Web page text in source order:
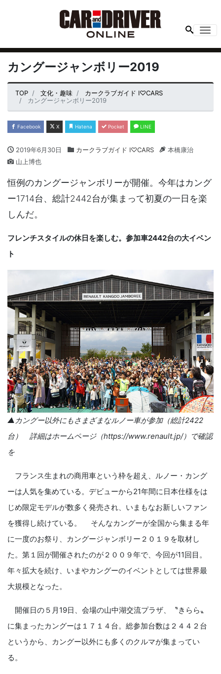
カングージャンボリー2019
TOP 文化・趣味
カークラブガイド I♡CARS
カングージャンボリー2019
Facebook X Hatena Pocket LINE
2019年6月30日 カークラブガイド I♡CARS
本橋康治
山上博也
恒例のカングージャンボリーが開催。今年はカング
ー1714台、総計2442台が集まって初夏の一日を楽
しんだ。
フレンチスタイルの休日を楽しむ。参加車2442台の大イベン
ト
▲カングー以外にもさまざまなルノー車が参加（総計2422
台） 詳細はホームページ（https://www.renault.jp/）で確認
を
フランス生まれの商用車という枠を超え、ルノー・カング
ーは人気を集めている。デビューから21年間に日本仕様をは
じめ限定モデルが数多く発売され、いまもなお新しいファン
を獲得し続けている。 そんなカングーが全国から集まる年
に一度のお祭り、カングージャンボリー２０１９を取材し
た。第１回が開催されたのが２００９年で、今回が11回目。
年々拡大を続け、いまやカングーのイベントとしては世界最
大規模となった。
開催日の５月19日、会場の山中湖交流プラザ、〝きらら〟
に集まったカングーは１７１４台。総参加台数は２４４２台
というから、カングー以外にも多くのクルマが集まってい
る。